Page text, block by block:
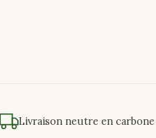
Livraison neutre en carbone